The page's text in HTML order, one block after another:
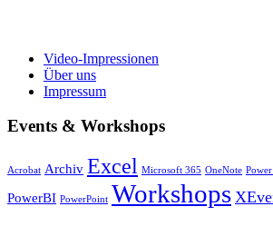
Video-Impressionen
Über uns
Impressum
Events & Workshops
Acrobat Archiv Excel Microsoft 365 OneNote
PowerBI PowerPoint Workshops